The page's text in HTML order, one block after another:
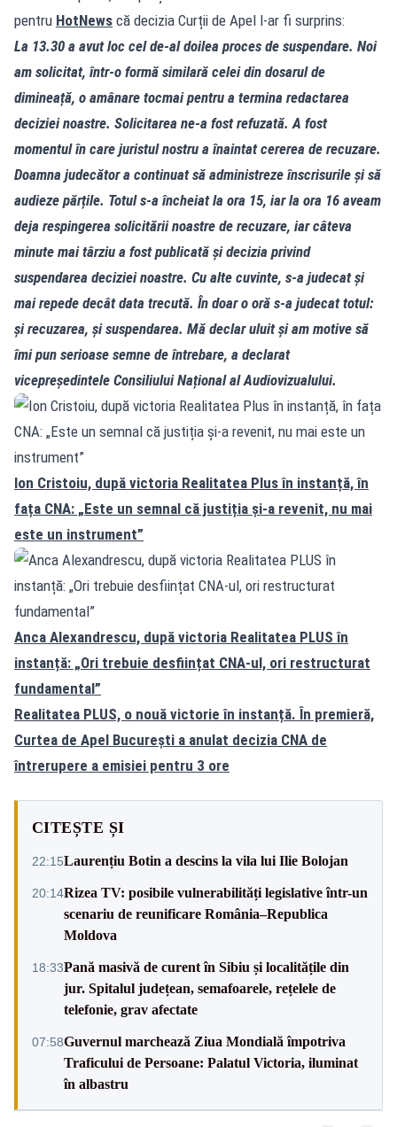
pentru HotNews că decizia Curții de Apel l‑ar fi surprins:
La 13.30 a avut loc cel de‑al doilea proces de suspendare. Noi
am solicitat, într‑o formă similară celei din dosarul de
dimineață, o amânare tocmai pentru a termina redactarea
deciziei noastre. Solicitarea ne‑a fost refuzată. A fost
momentul în care juristul nostru a înaintat cererea de recuzare.
Doamna judecător a continuat să administreze înscrisurile și să
audieze părțile. Totul s‑a încheiat la ora 15, iar la ora 16 aveam
deja respingerea solicitării noastre de recuzare, iar câteva
minute mai târziu a fost publicată și decizia privind
suspendarea deciziei noastre. Cu alte cuvinte, s‑a judecat și
mai repede decât data trecută. În doar o oră s‑a judecat totul:
și recuzarea, și suspendarea. Mă declar uluit și am motive să
îmi pun serioase semne de întrebare, a declarat
vicepreședintele Consiliului Național al Audiovizualului.
Ion Cristoiu, după victoria Realitatea Plus în instanță, în
fața CNA: „Este un semnal că justiția și-a revenit, nu mai
este un instrument”
Anca Alexandrescu, după victoria Realitatea PLUS în
instanță: „Ori trebuie desființat CNA-ul, ori restructurat
fundamental”
Realitatea PLUS, o nouă victorie în instanță. În premieră,
Curtea de Apel București a anulat decizia CNA de
întrerupere a emisiei pentru 3 ore
CITEȘTE ȘI
22:15Laurențiu Botin a descins la vila lui Ilie Bolojan
20:14Rizea TV: posibile vulnerabilități legislative într-un
scenariu de reunificare România–Republica
Moldova
18:33Pană masivă de curent în Sibiu și localitățile din
jur. Spitalul județean, semafoarele, rețelele de
telefonie, grav afectate
07:58Guvernul marchează Ziua Mondială împotriva
Traficului de Persoane: Palatul Victoria, iluminat
în albastru